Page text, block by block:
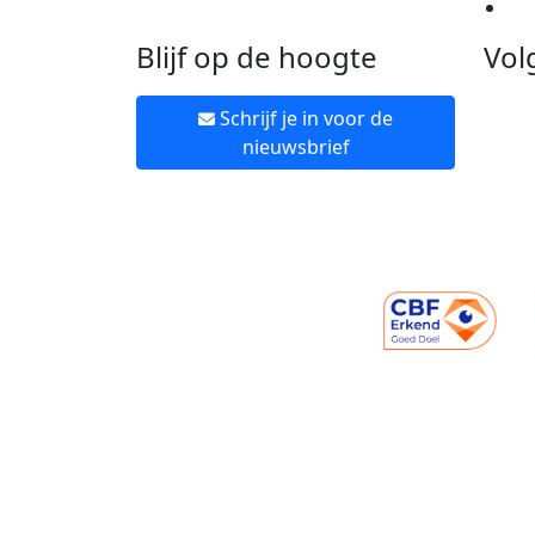
Blijf op de hoogte
Schrijf je in voor de
nieuwsbrief